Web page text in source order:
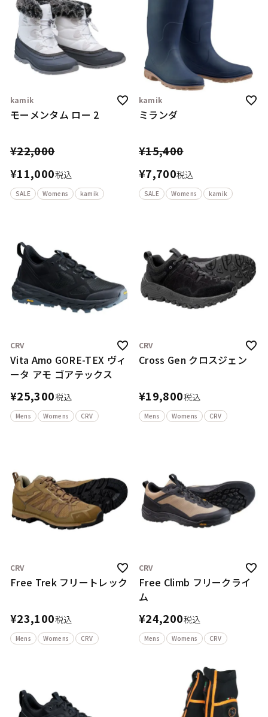
kamik
モーメンタム ロー 2
¥22,000
¥11,000税込
SALE Womens kamik
kamik
ミランダ
¥15,400
¥7,700税込
SALE Womens kamik
CRV
Vita Amo GORE-TEX ヴィ
ータ アモ ゴアテックス
¥25,300税込
Mens Womens CRV
CRV
Cross Gen クロスジェン
¥19,800税込
Mens Womens CRV
CRV
Free Trek フリートレック
¥23,100税込
Mens Womens CRV
CRV
Free Climb フリークライ
ム
¥24,200税込
Mens Womens CRV